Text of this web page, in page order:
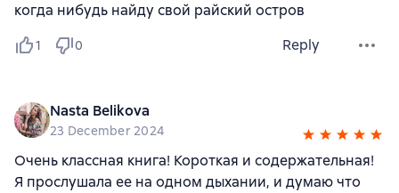
когда нибудь найду свой райский остров
1 0 Reply
Nasta Belikova
23 December 2024
Очень классная книга! Короткая и содержательная!
Я прослушала ее на одном дыхании, и думаю что